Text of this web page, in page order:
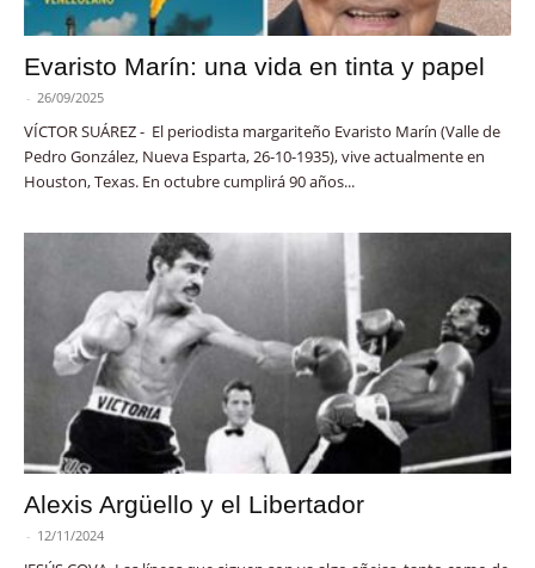
Evaristo Marín: una vida en tinta y papel
- 26/09/2025
VÍCTOR SUÁREZ - El periodista margariteño Evaristo Marín (Valle de
Pedro González, Nueva Esparta, 26-10-1935), vive actualmente en
Houston, Texas. En octubre cumplirá 90 años...
Alexis Argüello y el Libertador
- 12/11/2024